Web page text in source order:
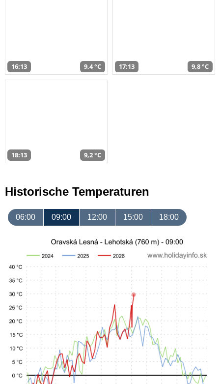
16:13 9,4 °C 17:13 9,8 °C
18:13 9,2 °C
Historische Temperaturen
06:00 09:00 12:00 15:00 18:00